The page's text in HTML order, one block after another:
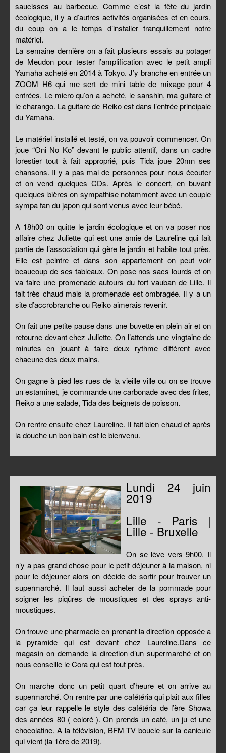
saucisses au barbecue. Comme c’est la fête du jardin
écologique, il y a d’autres activités organisées et en cours,
du coup on a le temps d’installer tranquillement notre
matériel.
La semaine dernière on a fait plusieurs essais au potager
de Meudon pour tester l’amplification avec le petit ampli
Yamaha acheté en 2014 à Tokyo. J’y branche en entrée un
ZOOM H6 qui me sert de mini table de mixage pour 4
entrées. Le micro qu’on a acheté, le sanshin, ma guitare et
le charango. La guitare de Reiko est dans l’entrée principale
du Yamaha.
Le matériel installé et testé, on va pouvoir commencer. On
joue “Oni No Ko” devant le public attentif, dans un cadre
forestier tout à fait approprié, puis Tida joue 20mn ses
chansons. Il y a pas mal de personnes pour nous écouter
et on vend quelques CDs. Après le concert, en buvant
quelques bières on sympathise notamment avec un couple
sympa fan du japon qui sont venus avec leur bébé.
A 18h00 on quitte le jardin écologique et on va poser nos
affaire chez Juliette qui est une amie de Laureline qui fait
partie de l’association qui gère le jardin et habite tout près.
Elle est peintre et dans son appartement on peut voir
beaucoup de ses tableaux. On pose nos sacs lourds et on
va faire une promenade autours du fort vauban de Lille. Il
fait très chaud mais la promenade est ombragée. Il y a un
site d’accrobranche ou Reiko aimerais revenir.
On fait une petite pause dans une buvette en plein air et on
retourne devant chez Juliette. On l’attends une vingtaine de
minutes en jouant à faire deux rythme différent avec
chacune des deux mains.
On gagne à pied les rues de la vieille ville ou on se trouve
un estaminet, je commande une carbonade avec des frites,
Reiko a une salade, Tida des beignets de poisson.
On rentre ensuite chez Laureline. Il fait bien chaud et après
la douche un bon bain est le bienvenu.
Lundi 24 juin
2019
Lille - Paris |
Lille - Bruxelle
On se lève vers 9h00. Il
n’y a pas grand chose pour le petit déjeuner à la maison, ni
pour le déjeuner alors on décide de sortir pour trouver un
supermarché. Il faut aussi acheter de la pommade pour
soigner les piqûres de moustiques et des sprays anti-
moustiques.
On trouve une pharmacie en prenant la direction opposée a
la pyramide qui est devant chez Laureline.Dans ce
magasin on demande la direction d’un supermarché et on
nous conseille le Cora qui est tout près.
On marche donc un petit quart d’heure et on arrive au
supermarché. On rentre par une cafétéria qui plait aux filles
car ça leur rappelle le style des cafétéria de l’ère Showa
des années 80 ( coloré ). On prends un café, un ju et une
chocolatine. A la télévision, BFM TV boucle sur la canicule
qui vient (la 1ère de 2019).